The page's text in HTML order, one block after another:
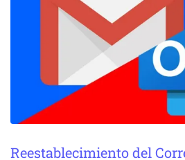
Reestablecimiento del